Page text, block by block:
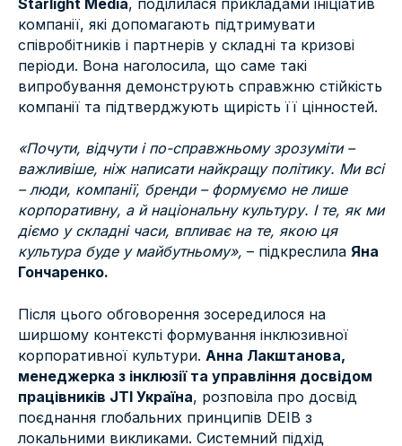
Starlight Media, поділилася прикладами ініціатив
компанії, які допомагають підтримувати
співробітників і партнерів у складні та кризові
періоди. Вона наголосила, що саме такі
випробування демонструють справжню стійкість
компанії та підтверджують щирість її цінностей.
«Почути, відчути і по-справжньому зрозуміти –
важливіше, ніж написати найкращу політику. Ми всі
– люди, компанії, бренди – формуємо не лише
корпоративну, а й національну культуру. І те, як ми
діємо у складні часи, впливає на те, якою ця
культура буде у майбутньому», – підкреслила Яна
Гончаренко.
Після цього обговорення зосередилося на
ширшому контексті формування інклюзивної
корпоративної культури. Анна Лакштанова,
менеджерка з інклюзії та управління досвідом
працівників JTI Україна, розповіла про досвід
поєднання глобальних принципів DEIB з
локальними викликами. Системний підхід